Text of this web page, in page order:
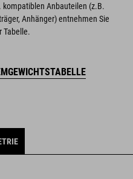
kompatiblen Anbauteilen (z.B.
Anhänger) entnehmen Sie
Tabelle.